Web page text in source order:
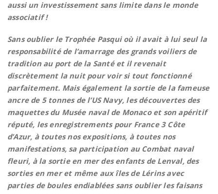
aussi un investissement sans limite dans le monde
associatif !
Sans oublier le Trophée Pasqui où il avait à lui seul la
responsabilité de l’amarrage des grands voiliers de
tradition au port de la Santé et il revenait
discrètement la nuit pour voir si tout fonctionné
parfaitement. Mais également la sortie de la fameuse
ancre de 5 tonnes de l’US Navy, les découvertes des
maquettes du Musée naval de Monaco et son apéritif
réputé, les enregistrements pour France 3 Côte
d’Azur, à toutes nos expositions, à toutes nos
manifestations, sa participation au Combat naval
fleuri, à la sortie en mer des enfants de Lenval, des
sorties en mer et même aux îles de Lérins avec
parties de boules endiablées sans oublier les faisans